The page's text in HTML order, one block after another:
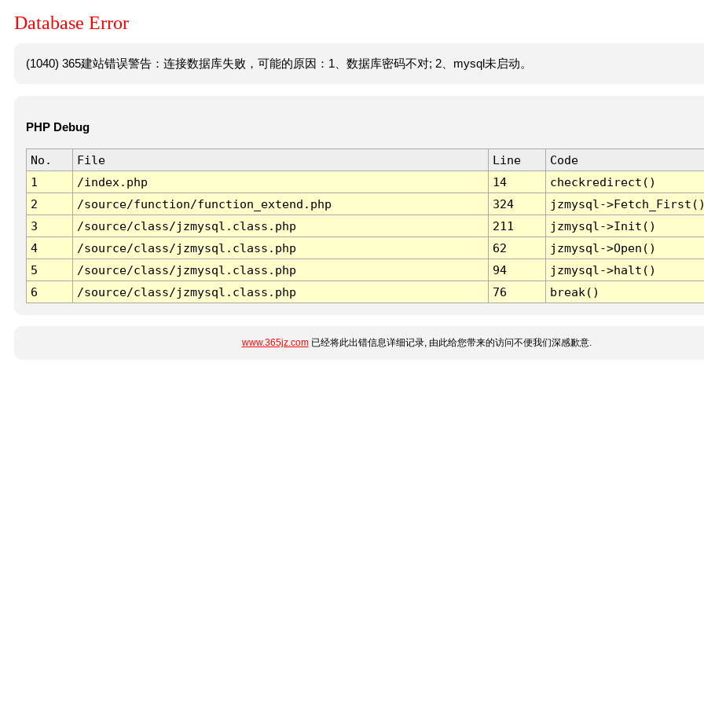
Database Error
(1040) 365建站错误警告：连接数据库失败，可能的原因：1、数据库密码不对; 2、mysql未启动。
PHP Debug
No. File Line
Code
1
/index.php 14
checkredirect()
2
/source/function/function_extend.php 324
jzmysql-
3
/source/class/jzmysql.class.php 211
jzmysql->Init()
4
/source/class/jzmysql.class.php 62
jzmysql->Open()
5
/source/class/jzmysql.class.php 94
jzmysql->halt()
6
/source/class/jzmysql.class.php 76 break()
www.365jz.com已经将此出错信息详细记录, 由此给您带来的访问不便我们深感歉意.